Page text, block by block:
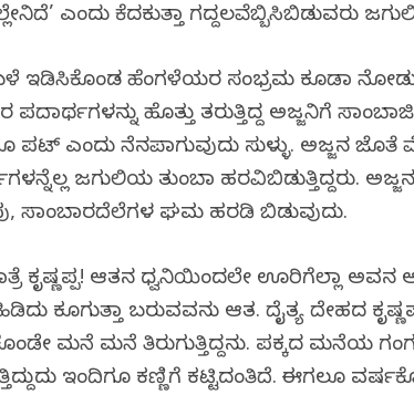
ಎಂದು ಕೆದಕುತ್ತಾ ಗದ್ದಲವೆಬ್ಬಿಸಿಬಿಡುವರು
ಇಡಿಸಿಕೊಂಡ ಹೆಂಗಳೆಯರ ಸಂಭ್ರಮ ಕೂಡಾ
ಪದಾರ್ಥಗಳನ್ನು ಹೊತ್ತು ತರುತ್ತಿದ್ದ ಅಜ್ಜನಿಗೆ
ಪಟ್ ಎಂದು ನೆನಪಾಗುವುದು ಸುಳ್ಳು. ಅಜ್ಜನ ಜೊತೆ
ಜಗುಲಿಯ ತುಂಬಾ ಹರವಿಬಿಡುತ್ತಿದ್ದರು.
ಸಾಂಬಾರದೆಲೆಗಳ ಘಮ ಹರಡಿ ಬಿಡುವುದು.
ಕೃಷ್ಣಪ್ಪ! ಆತನ ಧ್ವನಿಯಿಂದಲೇ ಊರಿಗೆಲ್ಲಾ ಅವನ
ಕೂಗುತ್ತಾ ಬರುವವನು ಆತ. ದೈತ್ಯ ದೇಹದ
ಮನೆ ಮನೆ ತಿರುಗುತ್ತಿದ್ದನು. ಪಕ್ಕದ ಮನೆಯ
ಇಂದಿಗೂ ಕಣ್ಣಿಗೆ ಕಟ್ಟಿದಂತಿದೆ. ಈಗಲೂ